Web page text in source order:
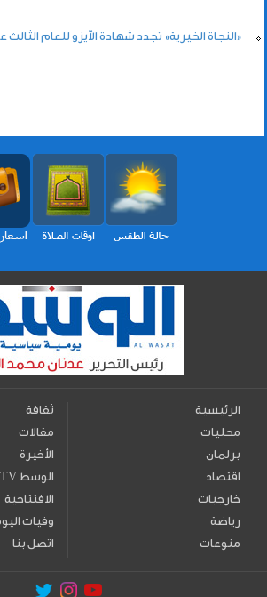
«النجاة الخيرية» تجدد شهادة الآيزو للعام الثالث
الرئيسية
محليات
برلمان
اقتصاد
خارجيات
رياضة
منوعات
ثقافة
مقالات
الأخيرة
TV الوسط
الافتتاحية
وفيات
اتصل بنا